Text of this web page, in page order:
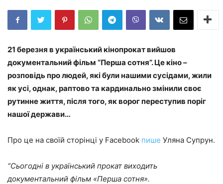
21 березня в український кінопрокат вийшов
документальний фільм “Перша сотня”. Це кіно –
розповідь про людей, які були нашими сусідами, жили
як усі, однак, раптово та кардинально змінили своє
рутинне життя, після того, як ворог переступив поріг
нашої держави…
Про це на своїй сторінці у Facebook пише Уляна Супрун.
“Сьогодні в український прокат виходить
документальний фільм «Перша сотня».